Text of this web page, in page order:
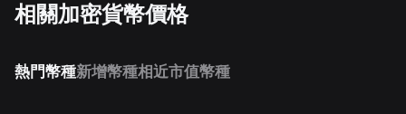
相關加密貨幣價格
熱門幣種新增幣種相近市值幣種